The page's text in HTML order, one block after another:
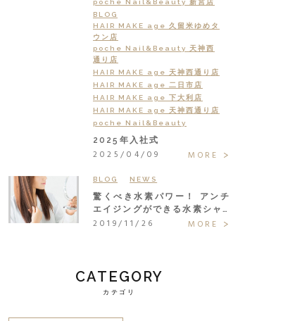
poche Nail&Beauty 新宮店
BLOG
HAIR MAKE age 久留米ゆめタ
ウン店
poche Nail&Beauty 天神西
通り店
HAIR MAKE age 天神西通り店
HAIR MAKE age 二日市店
HAIR MAKE age 下大利店
HAIR MAKE age 天神西通り店
poche Nail&Beauty
2025年入社式
2025/04/09 MORE
BLOG NEWS
驚くべき水素パワー！ アンチ
エイジングができる水素シャ…
2019/11/26 MORE
CATEGORY
カテゴリ